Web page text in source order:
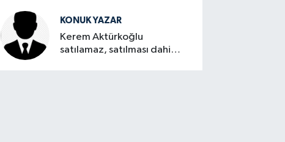
KONUK YAZAR
Kerem Aktürkoğlu
satılamaz, satılması dahi